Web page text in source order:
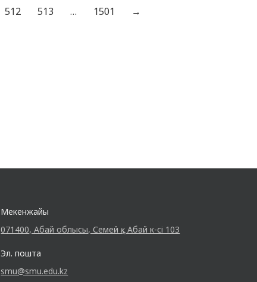
ептілік, жылдамдық және дәлдік
512 513 … 1501 →
Мекенжайы
071400, Абай облысы, Семей қ., Абай к-сі 103
Эл. пошта
smu@smu.edu.kz